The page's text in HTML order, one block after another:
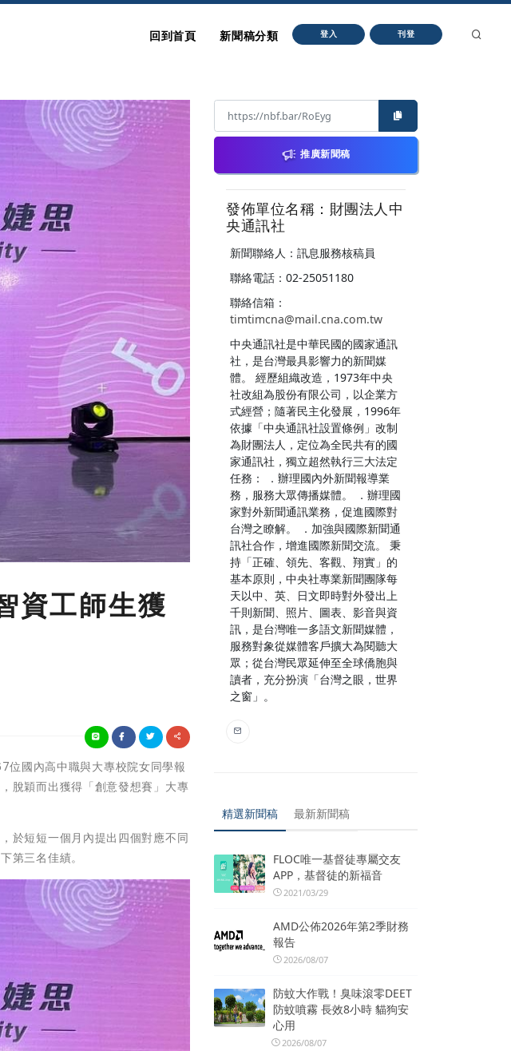
回到首頁 新聞稿分類 登入 刊登
資工師生獲
國內高中職與大專校院女同學報
脫穎而出獲得「創意發想賽」大專
於短短一個月內提出四個對應不同
第三名佳績。
推廣新聞稿
發佈單位名稱：財團法人中
央通訊社
新聞聯絡人：訊息服務核稿員
聯絡電話：02-25051180
聯絡信箱：
timtimcna@mail.cna.com.tw
中央通訊社是中華民國的國家通訊
社，是台灣最具影響力的新聞媒
體。 經歷組織改造，1973年中央
社改組為股份有限公司，以企業方
式經營；隨著民主化發展，1996年
依據「中央通訊社設置條例」改制
為財團法人，定位為全民共有的國
家通訊社，獨立超然執行三大法定
任務： ．辦理國內外新聞報導業
務，服務大眾傳播媒體。 ．辦理國
家對外新聞通訊業務，促進國際對
台灣之瞭解。 ．加強與國際新聞通
訊社合作，增進國際新聞交流。 秉
持「正確、領先、客觀、翔實」的
基本原則，中央社專業新聞團隊每
天以中、英、日文即時對外發出上
千則新聞、照片、圖表、影音與資
訊，是台灣唯一多語文新聞媒體，
服務對象從媒體客戶擴大為閱聽大
眾；從台灣民眾延伸至全球僑胞與
讀者，充分扮演「台灣之眼，世界
之窗」。
精選新聞稿 最新新聞稿
FLOC唯一基督徒專屬交友
APP，基督徒的新福音
2021/03/29
AMD公佈2026年第2季財務
報告
2026/08/07
防蚊大作戰！臭味滾零DEET
防蚊噴霧 長效8小時 貓狗安
心用
2026/08/07